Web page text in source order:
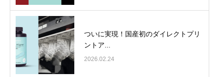
ついに実現！国産初のダイレクトプリ
ントア...
2026.02.24